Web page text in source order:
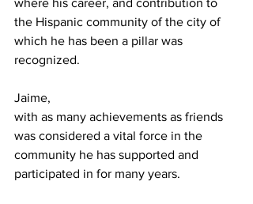
where his career, and contribution to
the Hispanic community of the city of
which he has been a pillar was
recognized.
Jaime,
with as many achievements as friends
was considered a vital force in the
community he has supported and
participated in for many years.